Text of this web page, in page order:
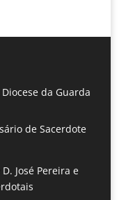
da Guarda
de Sacerdote
José Pereira e